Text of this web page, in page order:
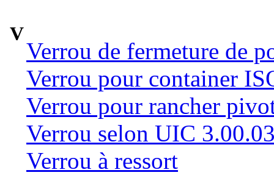
V
Verrou de fermeture de
Verrou pour container
Verrou pour rancher
Verrou selon UIC
Verrou à ressort